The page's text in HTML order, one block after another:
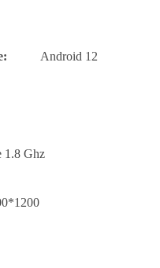
Android 12
1.8 Ghz